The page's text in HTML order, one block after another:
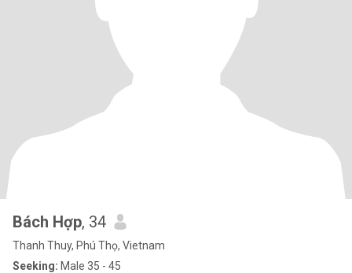
Bách Hợp, 34
Thanh Thuy, Phú Thọ, Vietnam
Seeking: Male 35 - 45